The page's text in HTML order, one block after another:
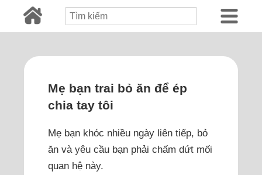
Mẹ bạn trai bỏ ăn để ép
chia tay tôi
Mẹ bạn khóc nhiều ngày liên tiếp, bỏ
ăn và yêu cầu bạn phải chấm dứt mối
quan hệ này.